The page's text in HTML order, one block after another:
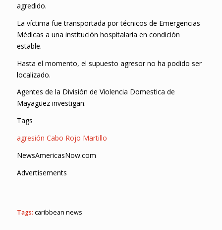
agredido.
La víctima fue transportada por técnicos de Emergencias
Médicas a una institución hospitalaria en condición
estable.
Hasta el momento, el supuesto agresor no ha podido ser
localizado.
Agentes de la División de Violencia Domestica de
Mayagüez investigan.
Tags
agresión Cabo Rojo Martillo
NewsAmericasNow.com
Advertisements
Tags: caribbean news